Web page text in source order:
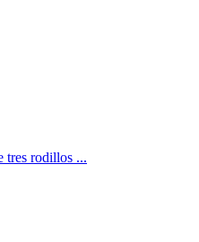
tres rodillos ...